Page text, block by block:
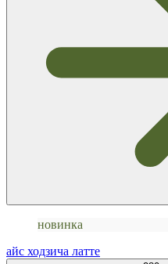
новинка
айс ходзича латте